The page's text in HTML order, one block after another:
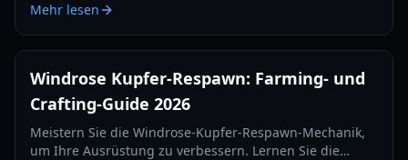
und Alchemie-Stationen kennen.
Mehr lesen
Windrose Kupfer-Respawn: Farming- und
Crafting-Guide 2026
Meistern Sie die Windrose-Kupfer-Respawn-Mechanik,
um Ihre Ausrüstung zu verbessern. Lernen Sie die